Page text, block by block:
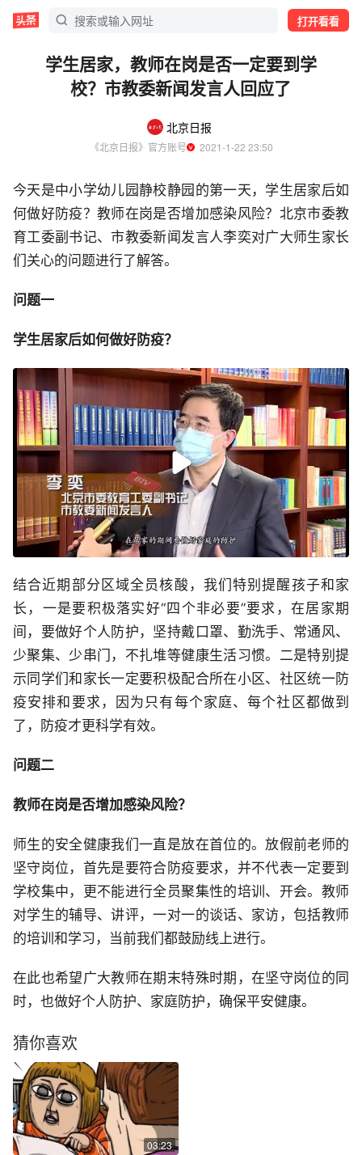
打开看看
学生居家，教师在岗是否一定要到学
校？市教委新闻发言人回应了
北京日报
《北京日报》官方账号
  2021-1-22 23:50
今天是中小学幼儿园静校静园的第一天，学生居家后如
何做好防疫？教师在岗是否增加感染风险？北京市委教
育工委副书记、市教委新闻发言人李奕对广大师生家长
们关心的问题进行了解答。
问题一
学生居家后如何做好防疫？
结合近期部分区域全员核酸，我们特别提醒孩子和家
长，一是要积极落实好“四个非必要”要求，在居家期
间，要做好个人防护，坚持戴口罩、勤洗手、常通风、
少聚集、少串门，不扎堆等健康生活习惯。二是特别提
示同学们和家长一定要积极配合所在小区、社区统一防
疫安排和要求，因为只有每个家庭、每个社区都做到
了，防疫才更科学有效。
问题二
教师在岗是否增加感染风险？
师生的安全健康我们一直是放在首位的。放假前老师的
坚守岗位，首先是要符合防疫要求，并不代表一定要到
学校集中，更不能进行全员聚集性的培训、开会。教师
对学生的辅导、讲评，一对一的谈话、家访，包括教师
的培训和学习，当前我们都鼓励线上进行。
在此也希望广大教师在期末特殊时期，在坚守岗位的同
时，也做好个人防护、家庭防护，确保平安健康。
猜你喜欢
03:23